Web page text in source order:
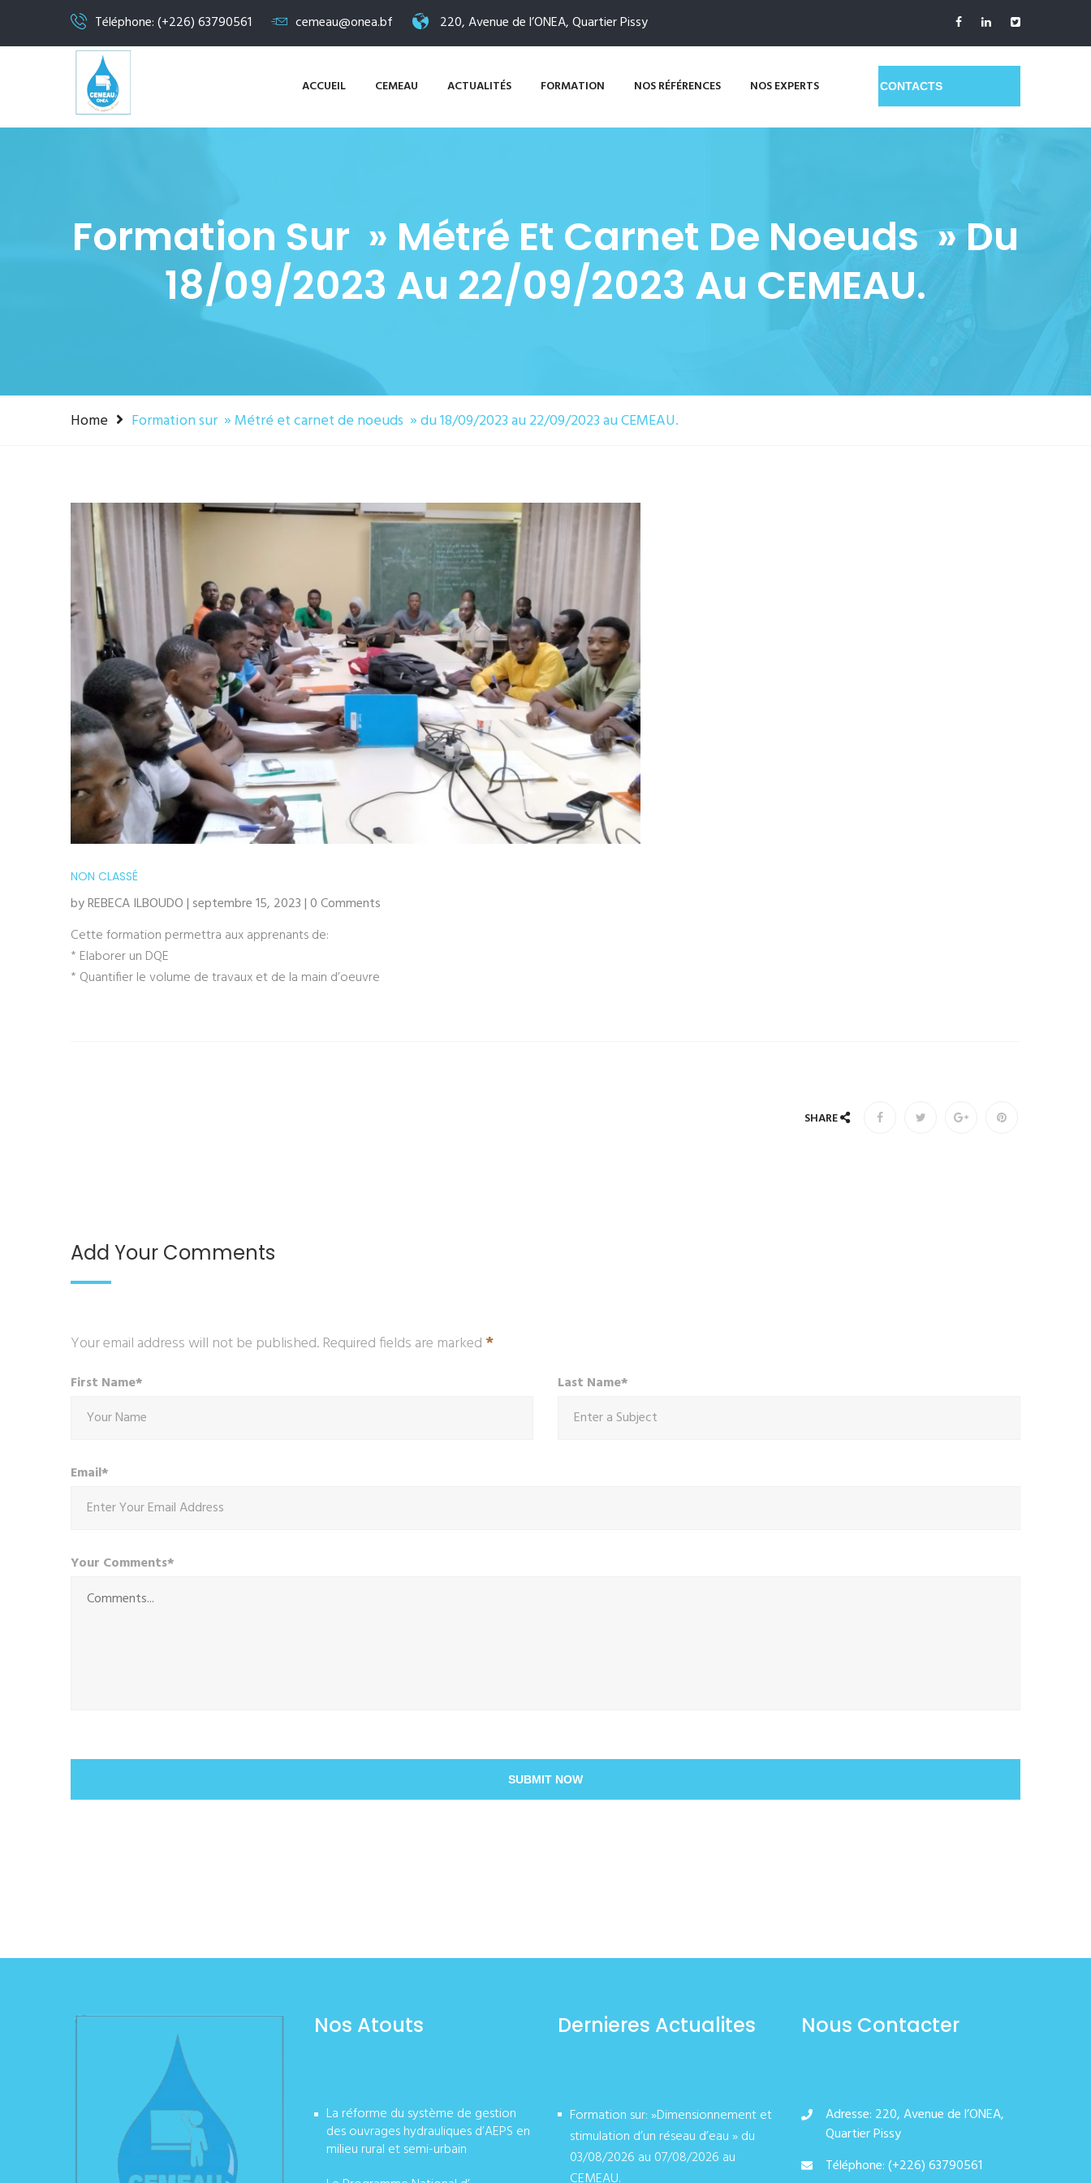
Téléphone: (+226) 63790561 cemeau@onea.bf 220, Avenue de l’ONEA, Quartier Pissy
ACCUEIL CEMEAU ACTUALITÉS FORMATION NOS RÉFÉRENCES NOS EXPERTS GET A QUOTE
Formation Sur » Métré Et Carnet De Noeuds » Du
18/09/2023 Au 22/09/2023 Au CEMEAU.
Home Formation sur » Métré et carnet de noeuds » du 18/09/2023 au 22/09/2023 au CEMEAU.
NON CLASSÉ
by REBECA ILBOUDO | septembre 15, 2023 | 0 Comments
Cette formation permettra aux apprenants de:
* Elaborer un DQE
* Quantifier le volume de travaux et de la main d’oeuvre
SHARE
Add Your Comments
Your email address will not be published. Required fields are marked *
First Name* Last Name*
Email*
Your Comments*
SUBMIT NOW
Nos Atouts
La réforme du système de gestion
des ouvrages hydrauliques d’AEPS en
milieu rural et semi-urbain
Dernieres Actualites
Formation sur: »Dimensionnement et
stimulation d’un réseau d’eau » du
03/08/2026 au 07/08/2026 au
CEMEAU.
Nous Contacter
Adresse: 220, Avenue de l’ONEA,
Quartier Pissy
Téléphone: (+226) 63790561